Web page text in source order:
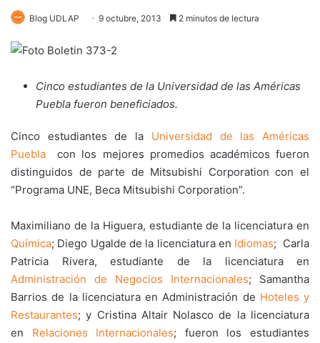
Blog UDLAP 9 octubre, 2013 2 minutos de lectura
Cinco estudiantes de la Universidad de las Américas
Puebla fueron beneficiados.
Cinco estudiantes de la Universidad de las Américas
Puebla con los mejores promedios académicos fueron
distinguidos de parte de Mitsubishi Corporation con el
“Programa UNE, Beca Mitsubishi Corporation”.
Maximiliano de la Higuera, estudiante de la licenciatura en
Química; Diego Ugalde de la licenciatura en Idiomas; Carla
Patricia Rivera, estudiante de la licenciatura en
Administración de Negocios Internacionales; Samantha
Barrios de la licenciatura en Administración de Hoteles y
Restaurantes; y Cristina Altair Nolasco de la licenciatura
en Relaciones Internacionales; fueron los estudiantes